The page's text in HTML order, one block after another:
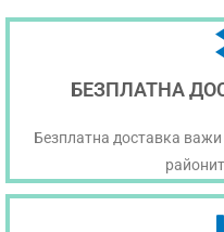
БЕЗПЛАТНА
Безплатна доставка